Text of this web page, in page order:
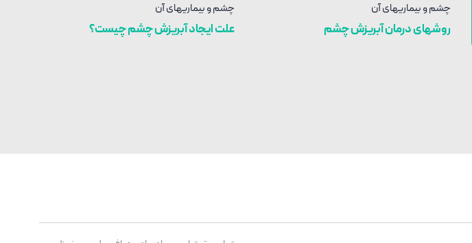
چشم و بیماریهای آن
روشهای درمان آبریزش چشم
چشم و بیماریهای آن
علت ایجاد آبریزش چشم چیست؟